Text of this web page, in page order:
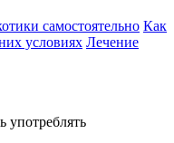
самостоятельно Как
условиях Лечение
употреблять